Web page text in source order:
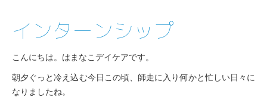
理事長雑感
病院
浜松とよおか病院
インターンシップ
こんにちは。はまなこデイケアです。
朝夕ぐっと冷え込む今日この頃、師走に入り何かと忙しい日々に
なりましたね。